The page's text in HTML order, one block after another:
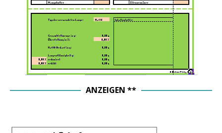
ANZEIGEN **